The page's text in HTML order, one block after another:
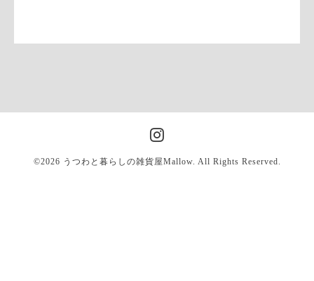
©2026 うつわと暮らしの雑貨屋Mallow. All Rights Reserved.